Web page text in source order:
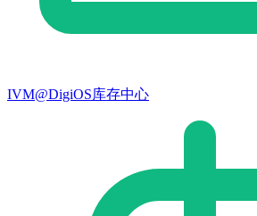
IVM@DigiOS库存中心